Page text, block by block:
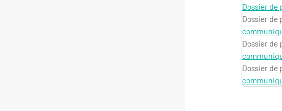
Dossier de
Dossier de
Dossier de
Dossier de